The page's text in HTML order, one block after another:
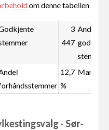
om denne tabellen
3
447
Andel
stemmer
12,7
%
- Sør-